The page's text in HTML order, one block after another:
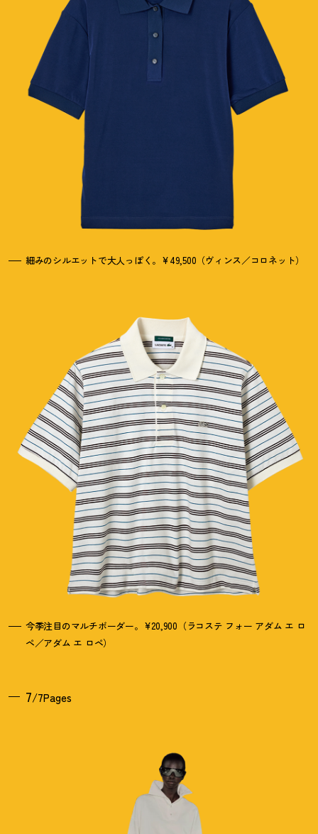
細みのシルエットで大人っぽく。¥49,500（ヴィンス／コロネット）
今季注目のマルチボーダー。¥20,900（ラコステ フォー アダム エ ロ
ペ／アダム エ ロペ）
7/7Pages